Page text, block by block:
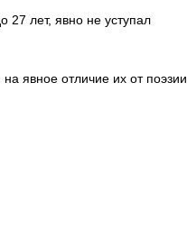
27 лет, явно не уступал
явное отличие их от поэзии